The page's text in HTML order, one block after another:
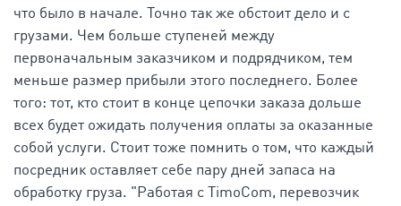
что было в начале. Точно так же обстоит дело и с
грузами. Чем больше ступеней между
первоначальным заказчиком и подрядчиком, тем
меньше размер прибыли этого последнего. Более
того: тот, кто стоит в конце цепочки заказа дольше
всех будет ожидать получения оплаты за оказанные
собой услуги. Стоит тоже помнить о том, что каждый
посредник оставляет себе пару дней запаса на
обработку груза. "Работая с TimoCom, перевозчик